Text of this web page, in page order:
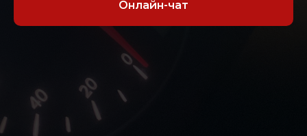
Онлайн-чат